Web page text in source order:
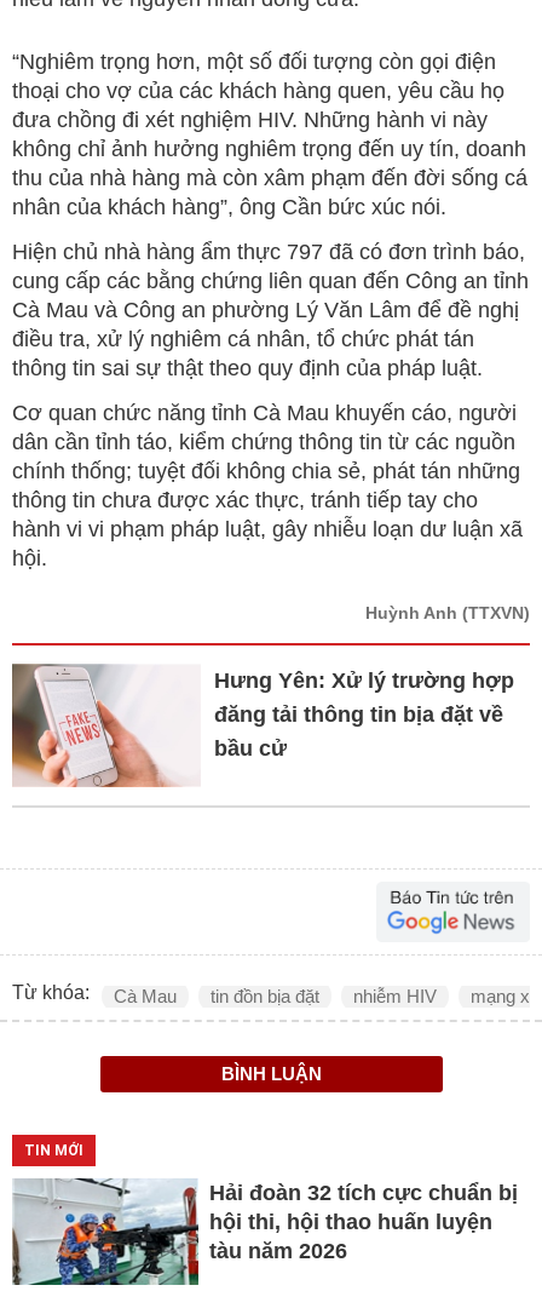
“Nghiêm trọng hơn, một số đối tượng còn gọi điện
thoại cho vợ của các khách hàng quen, yêu cầu họ
đưa chồng đi xét nghiệm HIV. Những hành vi này
không chỉ ảnh hưởng nghiêm trọng đến uy tín, doanh
thu của nhà hàng mà còn xâm phạm đến đời sống cá
nhân của khách hàng”, ông Cần bức xúc nói.
Hiện chủ nhà hàng ẩm thực 797 đã có đơn trình báo,
cung cấp các bằng chứng liên quan đến Công an tỉnh
Cà Mau và Công an phường Lý Văn Lâm để đề nghị
điều tra, xử lý nghiêm cá nhân, tổ chức phát tán
thông tin sai sự thật theo quy định của pháp luật.
Cơ quan chức năng tỉnh Cà Mau khuyến cáo, người
dân cần tỉnh táo, kiểm chứng thông tin từ các nguồn
chính thống; tuyệt đối không chia sẻ, phát tán những
thông tin chưa được xác thực, tránh tiếp tay cho
hành vi vi phạm pháp luật, gây nhiễu loạn dư luận xã
hội.
Huỳnh Anh (TTXVN)
Hưng Yên: Xử lý trường hợp
đăng tải thông tin bịa đặt về
bầu cử
Từ khóa: Cà Mau tin đồn bịa đặt nhiễm HIV mạng
BÌNH LUẬN
TIN MỚI
Hải đoàn 32 tích cực chuẩn bị
hội thi, hội thao huấn luyện
tàu năm 2026